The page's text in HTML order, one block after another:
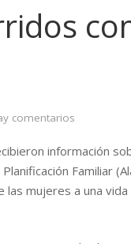
comentarios
información
Familiar
mujeres a una vida